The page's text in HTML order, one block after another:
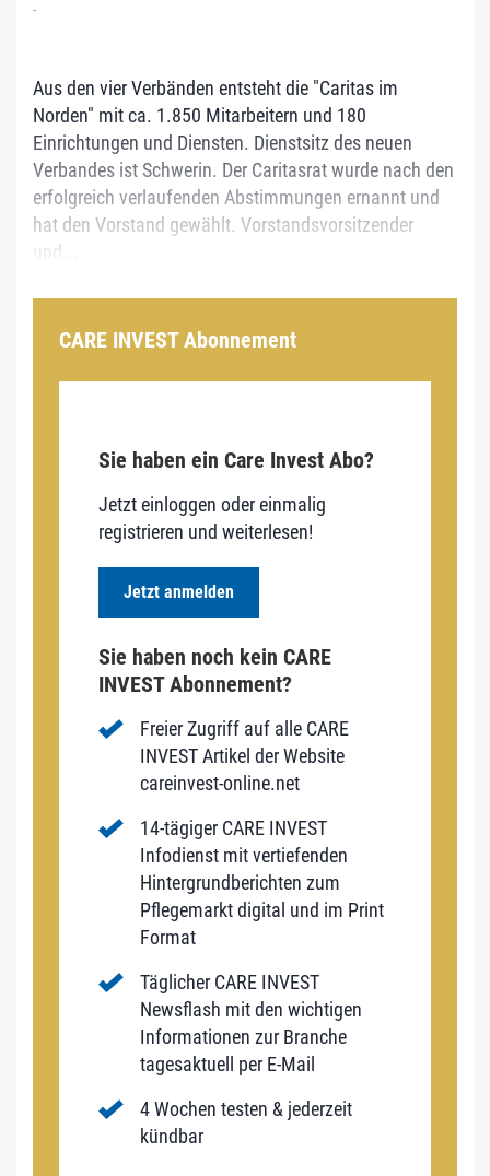
-
Aus den vier Verbänden entsteht die "Caritas im
Norden" mit ca. 1.850 Mitarbeitern und 180
Einrichtungen und Diensten. Dienstsitz des neuen
Verbandes ist Schwerin. Der Caritasrat wurde nach den
erfolgreich verlaufenden Abstimmungen ernannt und
hat den Vorstand gewählt. Vorstandsvorsitzender
und...
CARE INVEST Abonnement
Sie haben ein Care Invest Abo?
Jetzt einloggen oder einmalig
registrieren und weiterlesen!
Jetzt anmelden
Sie haben noch kein CARE
INVEST Abonnement?
Freier Zugriff auf alle CARE
INVEST Artikel der Website
careinvest-online.net
14-tägiger CARE INVEST
Infodienst mit vertiefenden
Hintergrundberichten zum
Pflegemarkt digital und im Print
Format
Täglicher CARE INVEST
Newsflash mit den wichtigen
Informationen zur Branche
tagesaktuell per E-Mail
4 Wochen testen & jederzeit
kündbar